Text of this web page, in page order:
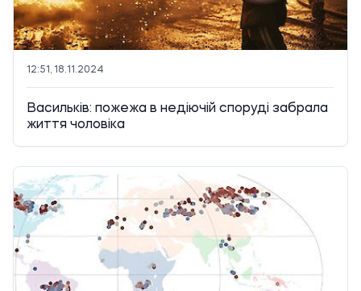
12:51, 18.11.2024
Васильків: пожежа в недіючій споруді забрала
життя чоловіка